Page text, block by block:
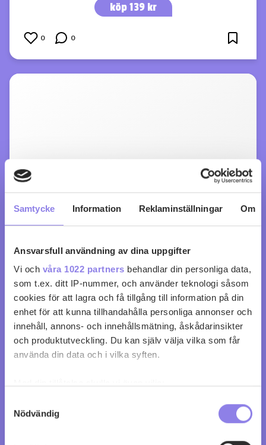
Samtycke Information Reklaminställningar Om
Ansvarsfull användning av dina uppgifter
Vi och våra 1022 partners behandlar din personliga data,
som t.ex. ditt IP-nummer, och använder teknologi såsom
cookies för att lagra och få tillgång till information på din
enhet för att kunna tillhandahålla personliga annonser och
innehåll, annons- och innehållsmätning, åskådarinsikter
och produktutveckling. Du kan själv välja vilka som får
använda din data och i vilka syften.
som kan ha en noggrannhet på upp till flera meter
Nödvändig
köp 139 kr
0 0
La Vecchia Via Barbera
köp 99 kr
0 0